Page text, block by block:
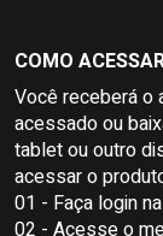
COMO
Você receberá o
acessado ou
tablet ou outro
acessar o
01 - Faça login